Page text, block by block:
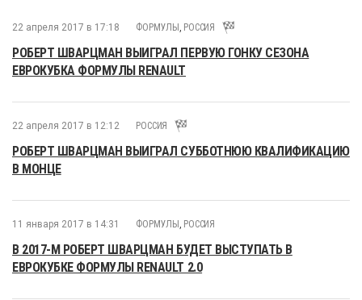
22 апреля 2017 в 17:18 ФОРМУЛЫ , РОССИЯ
РОБЕРТ ШВАРЦМАН ВЫИГРАЛ ПЕРВУЮ ГОНКУ СЕЗОНА
ЕВРОКУБКА ФОРМУЛЫ RENAULT
22 апреля 2017 в 12:12 РОССИЯ
РОБЕРТ ШВАРЦМАН ВЫИГРАЛ СУББОТНЮЮ КВАЛИФИКАЦИЮ
В МОНЦЕ
11 января 2017 в 14:31 ФОРМУЛЫ , РОССИЯ
В 2017-М РОБЕРТ ШВАРЦМАН БУДЕТ ВЫСТУПАТЬ В
ЕВРОКУБКЕ ФОРМУЛЫ RENAULT 2.0